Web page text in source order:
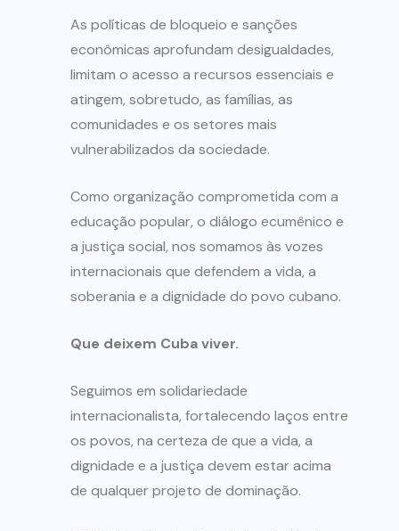
As políticas de bloqueio e sanções
econômicas aprofundam desigualdades,
limitam o acesso a recursos essenciais e
atingem, sobretudo, as famílias, as
comunidades e os setores mais
vulnerabilizados da sociedade.
Como organização comprometida com a
educação popular, o diálogo ecumênico e
a justiça social, nos somamos às vozes
internacionais que defendem a vida, a
soberania e a dignidade do povo cubano.
Que deixem Cuba viver.
Seguimos em solidariedade
internacionalista, fortalecendo laços entre
os povos, na certeza de que a vida, a
dignidade e a justiça devem estar acima
de qualquer projeto de dominação.